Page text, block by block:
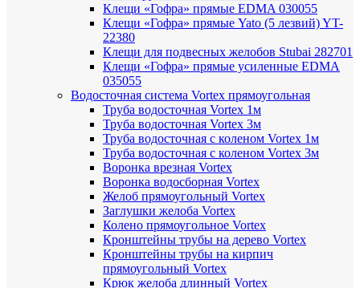
Клещи «Гофра» прямые EDMA 030055
Клещи «Гофра» прямые Yato (5 лезвий) YT-
22380
Клещи для подвесных желобов Stubai 282701
Клещи «Гофра» прямые усиленные EDMA
035055
Водосточная система Vortex прямоугольная
Труба водосточная Vortex 1м
Труба водосточная Vortex 3м
Труба водосточная с коленом Vortex 1м
Труба водосточная с коленом Vortex 3м
Воронка врезная Vortex
Воронка водосборная Vortex
Желоб прямоугольный Vortex
Заглушки желоба Vortex
Колено прямоугольное Vortex
Кронштейны трубы на дерево Vortex
Кронштейны трубы на кирпич
прямоугольный Vortex
Крюк желоба длинный Vortex